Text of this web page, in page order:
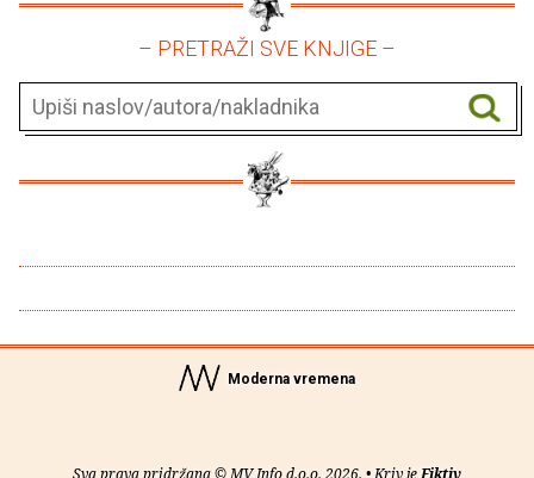
– PRETRAŽI SVE KNJIGE –
Moderna vremena
Sva prava pridržana © MV Info d.o.o. 2026. • Kriv je Fiktiv